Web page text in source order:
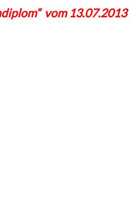
vom 13.07.2013